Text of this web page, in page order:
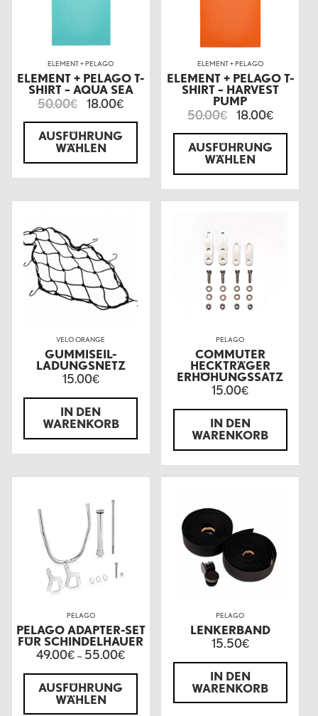
ELEMENT + PELAGO
ELEMENT + PELAGO T-
SHIRT – AQUA SEA
50.00€ 18.00€
AUSFÜHRUNG
WÄHLEN
ELEMENT + PELAGO
ELEMENT + PELAGO T-
SHIRT – HARVEST
PUMP
50.00€ 18.00€
AUSFÜHRUNG
WÄHLEN
VELO ORANGE
GUMMISEIL-
LADUNGSNETZ
15.00€
IN DEN
WARENKORB
PELAGO
COMMUTER
HECKTRÄGER
ERHÖHUNGSSATZ
15.00€
IN DEN
WARENKORB
PELAGO
PELAGO ADAPTER-SET
FÜR SCHINDELHAUER
49.00€– 55.00€
AUSFÜHRUNG
WÄHLEN
PELAGO
LENKERBAND
15.50€
IN DEN
WARENKORB